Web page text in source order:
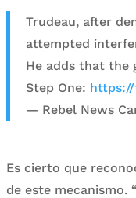
Trudeau, after
attempted
He adds that the
Step One: https://
— Rebel News
Es cierto que
de este mecanismo.